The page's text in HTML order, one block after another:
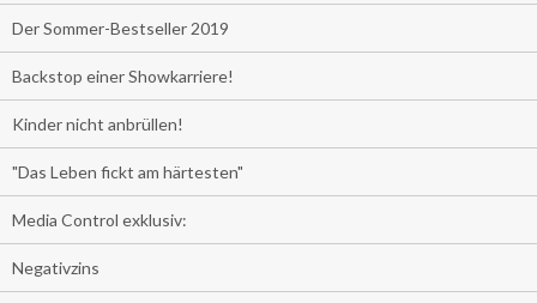
Der Sommer-Bestseller 2019
Backstop einer Showkarriere!
Kinder nicht anbrüllen!
"Das Leben fickt am härtesten"
Media Control exklusiv:
Negativzins